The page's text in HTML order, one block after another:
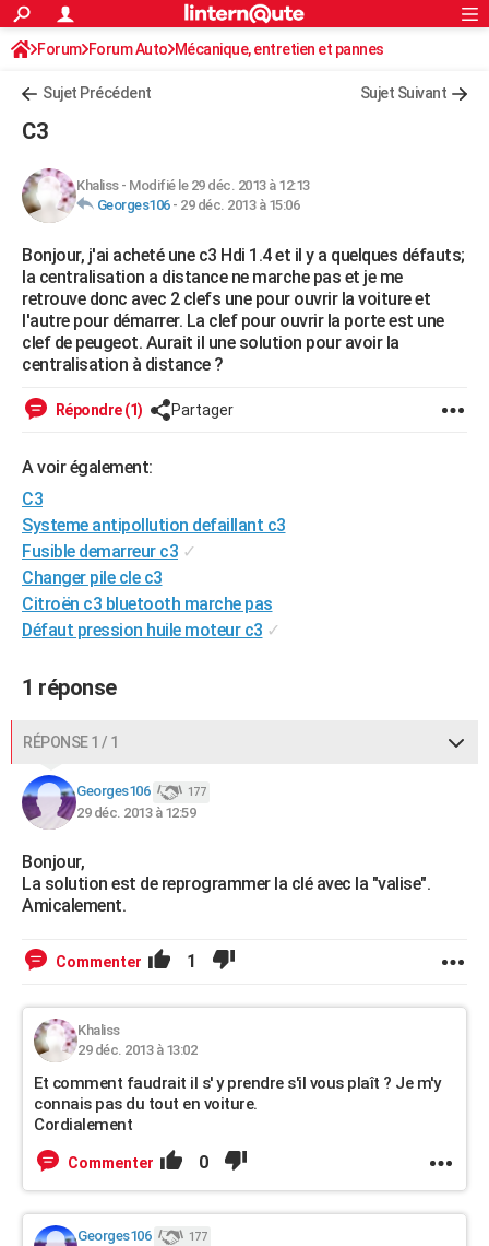
ACTUALITÉS
Politique
Société
Faits Divers
Education
Monde
Villes
+
Retraite
Impôts
Epargne
Immobilier
Risques naturels par ville
Banque
Assurance
Crédit
AUTO
HIGH-TECH
Mobiles
Meilleur smartphone
Internet
Ordinateurs
Jeux vidéo
Guide high-tech
+BRICOLAGE
Forum
Aménagement intérieur
Extérieur
Cuisine
Salle de bains
Jardinage
Rangement
WEEK-END
Art de vivre
Bien-être
Loisirs
Mode
Modes de vie
Alimentation
Guide de la santé
Maladies
Médicaments
Sommeil
VOYAGE
Destinations
City break
Voyage nature
Voyage de noces
Forum
Climat
+PHOTO
GUIDES D'ACHAT
BONS PLANS
Carte de Noël
Carte Bonne année
Carte Saint-Valentin
Carte Pâques
Carte d'anniversaire
DICTIONNAIRE
Dictionnaire
Biographies
Citations
Expressions
Proverbes
PROGRAMME TV
COPAINS D'AVANT
S'inscrire
Se connecter
Lycées
Collèges
Primaires
Universités
Entreprises
Service militaire
Avis de recherche
AVIS DE DÉCÈS
FORUM
Bricolage
Lifestyle
Culture
Sport
Auto
Television
Voyage
Cinema
Rechercher
S'inscrire
Connexion
Forum Forum Auto Mécanique, entretien et pannes
Sujet Précédent Sujet Suivant
C3
Khaliss- Modifié le 29 déc. 2013 à 12:13
Georges106- 29 déc. 2013 à 15:06
Bonjour, j'ai acheté une c3 Hdi 1.4 et il y a quelques défauts;
la centralisation a distance ne marche pas et je me
retrouve donc avec 2 clefs une pour ouvrir la voiture et
l'autre pour démarrer. La clef pour ouvrir la porte est une
clef de peugeot. Aurait il une solution pour avoir la
centralisation à distance ?
Répondre (1) Partager
A voir également:
C3
Systeme antipollution defaillant c3
Fusible demarreur c3 ✓
Changer pile cle c3
Citroën c3 bluetooth marche pas
Défaut pression huile moteur c3 ✓
1 réponse
RÉPONSE 1 / 1
Georges106 177
29 déc. 2013 à 12:59
Bonjour,
La solution est de reprogrammer la clé avec la "valise".
Amicalement.
Commenter 1
Khaliss
29 déc. 2013 à 13:02
Et comment faudrait il s' y prendre s'il vous plaît ? Je m'y
connais pas du tout en voiture.
Cordialement
Commenter 0
Georges106 177